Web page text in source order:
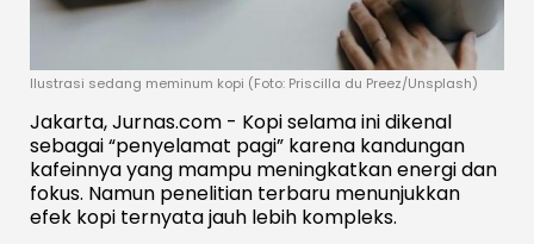
Ilustrasi sedang meminum kopi (Foto: Priscilla du Preez/Unsplash)
Jakarta, Jurnas.com - Kopi selama ini dikenal
sebagai “penyelamat pagi” karena kandungan
kafeinnya yang mampu meningkatkan energi dan
fokus. Namun penelitian terbaru menunjukkan
efek kopi ternyata jauh lebih kompleks.